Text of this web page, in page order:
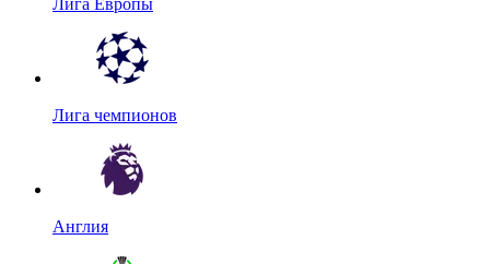
Лига Европы
Лига чемпионов
Англия